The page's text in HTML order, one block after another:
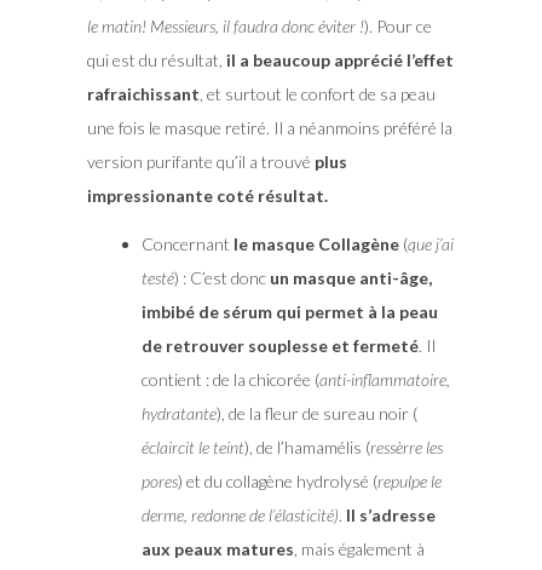
le matin! Messieurs, il faudra donc éviter !). Pour ce
qui est du résultat, il a beaucoup apprécié l’effet
rafraichissant , et surtout le confort de sa peau
une fois le masque retiré. Il a néanmoins préféré la
version purifante qu’il a trouvé plus
impressionante coté résultat.
Concernant le masque Collagène(que j’ai
testé) : C’est donc un masque anti-âge,
imbibé de sérum qui permet à la peau
de retrouver souplesse et fermeté. Il
contient : de la chicorée (anti-inflammatoire,
hydratante), de la fleur de sureau noir (
éclaircit le teint), de l’hamamélis (ressèrre les
pores) et du collagène hydrolysé (repulpe le
derme, redonne de l’élasticité). Il s’adresse
aux peaux matures , mais également à